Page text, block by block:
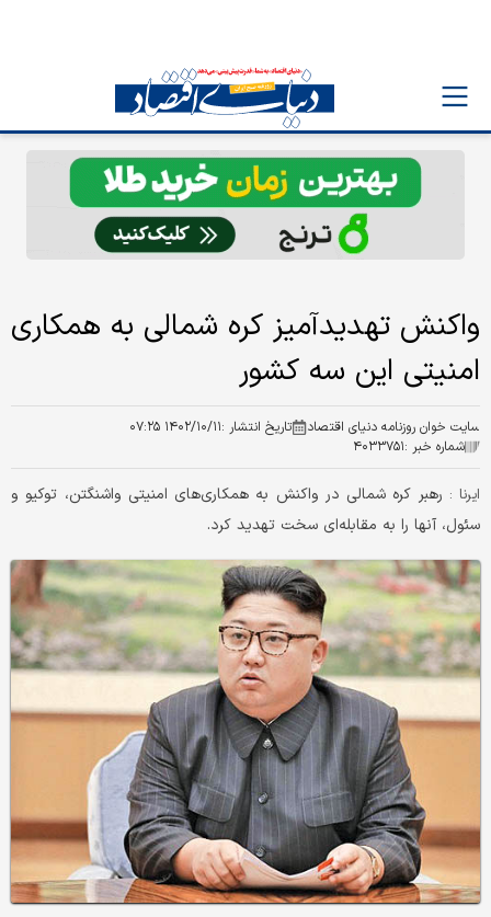
واکنش تهدیدآمیز کره شمالی به همکاری
امنیتی این سه کشور
سایت خوان روزنامه دنیای اقتصاد تاریخ انتشار :۱۴۰۲/۱۰/۱۱ ۰۷:۲۵
شماره خبر :۴۰۳۳۷۵۱
ایرنا : رهبر کره شمالی در واکنش به همکاری‌های امنیتی واشنگتن، توکیو و
سئول، آنها را به مقابله‌ای سخت تهدید کرد.